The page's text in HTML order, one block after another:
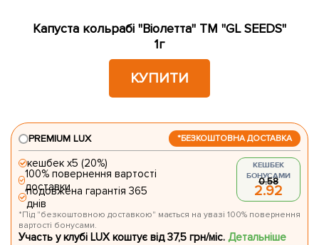
Капуста кольрабі "Віолетта" ТМ "GL SEEDS"
1г
КУПИТИ
*БЕЗКОШТОВНА ДОСТАВКА
PREMIUM LUX
кешбек х5 (20%)
100% повернення вартості
доставки
подовжена гарантія 365
днів
КЕШБЕК
БОНУСАМИ
0.58
2.92
*Під "безкоштовною доставкою" мається на увазі 100% повернення
вартості бонусами.
Участь у клубі LUX коштує від 37,5 грн/міс.Детальніше